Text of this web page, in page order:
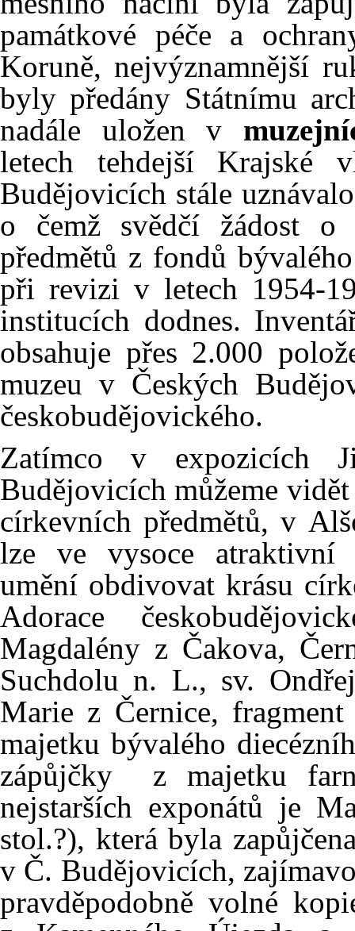
památkové péče a
Koruně, nejvýznamnější
byly předány Státnímu
nadále uložen v
letech tehdejší Krajské
Budějovicích stále
o čemž svědčí žádost o
předmětů z fondů
při revizi v letech 1954-
institucích dodnes.
obsahuje přes 2.000
muzeu v Českých
českobudějovického.
Zatímco v expozicích
Budějovicích můžeme
církevních předmětů, v
lze ve vysoce atraktivní
umění obdivovat krásu
Adorace
Magdalény z Čakova,
Suchdolu n. L., sv.
Marie z Černice,
majetku bývalého
zápůjčky z majetku
nejstarších exponátů je
stol.?), která byla
v Č. Budějovicích,
pravděpodobně volné